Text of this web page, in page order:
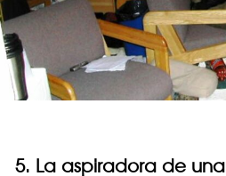
5. La aspiradora de